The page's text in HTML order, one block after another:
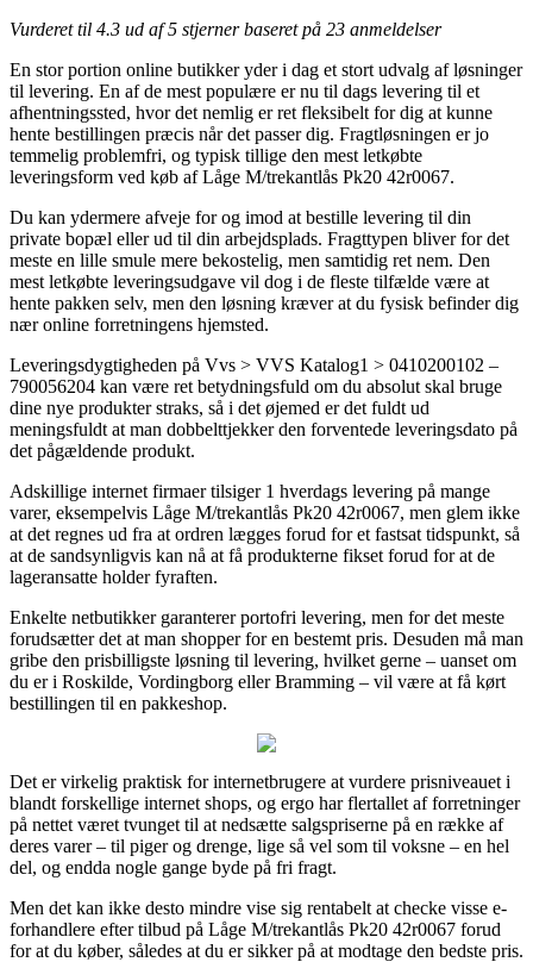
Vurderet til 4.3 ud af 5 stjerner baseret på 23 anmeldelser
En stor portion online butikker yder i dag et stort udvalg af løsninger
til levering. En af de mest populære er nu til dags levering til et
afhentningssted, hvor det nemlig er ret fleksibelt for dig at kunne
hente bestillingen præcis når det passer dig. Fragtløsningen er jo
temmelig problemfri, og typisk tillige den mest letkøbte
leveringsform ved køb af Låge M/trekantlås Pk20 42r0067.
Du kan ydermere afveje for og imod at bestille levering til din
private bopæl eller ud til din arbejdsplads. Fragttypen bliver for det
meste en lille smule mere bekostelig, men samtidig ret nem. Den
mest letkøbte leveringsudgave vil dog i de fleste tilfælde være at
hente pakken selv, men den løsning kræver at du fysisk befinder dig
nær online forretningens hjemsted.
Leveringsdygtigheden på Vvs > VVS Katalog1 > 0410200102 –
790056204 kan være ret betydningsfuld om du absolut skal bruge
dine nye produkter straks, så i det øjemed er det fuldt ud
meningsfuldt at man dobbelttjekker den forventede leveringsdato på
det pågældende produkt.
Adskillige internet firmaer tilsiger 1 hverdags levering på mange
varer, eksempelvis Låge M/trekantlås Pk20 42r0067, men glem ikke
at det regnes ud fra at ordren lægges forud for et fastsat tidspunkt, så
at de sandsynligvis kan nå at få produkterne fikset forud for at de
lageransatte holder fyraften.
Enkelte netbutikker garanterer portofri levering, men for det meste
forudsætter det at man shopper for en bestemt pris. Desuden må man
gribe den prisbilligste løsning til levering, hvilket gerne – uanset om
du er i Roskilde, Vordingborg eller Bramming – vil være at få kørt
bestillingen til en pakkeshop.
Det er virkelig praktisk for internetbrugere at vurdere prisniveauet i
blandt forskellige internet shops, og ergo har flertallet af forretninger
på nettet været tvunget til at nedsætte salgspriserne på en række af
deres varer – til piger og drenge, lige så vel som til voksne – en hel
del, og endda nogle gange byde på fri fragt.
Men det kan ikke desto mindre vise sig rentabelt at checke visse e-
forhandlere efter tilbud på Låge M/trekantlås Pk20 42r0067 forud
for at du køber, således at du er sikker på at modtage den bedste pris.